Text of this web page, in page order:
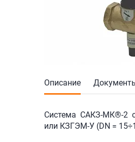
Описание
Система САКЗ-МК®-2
или КЗГЭМ-У (DN =